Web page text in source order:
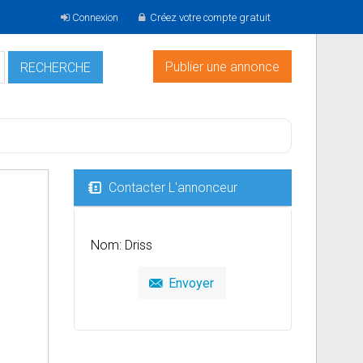
Connexion Créez votre compte gratuit
Publier une annonce
Contacter L'annonceur
Nom: Driss
Envoyer